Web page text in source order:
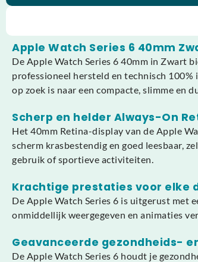
Apple Watch Series 6 40mm
De Apple Watch Series 6 40mm in Zwart
professioneel hersteld en technisch
op zoek is naar een compacte, slimme en
Scherp en helder Always-On
Het 40mm Retina-display van de Apple
scherm krasbestendig en goed leesbaar,
gebruik of sportieve activiteiten.
Krachtige prestaties voor elke
De Apple Watch Series 6 is uitgerust met
onmiddellijk weergegeven en animaties
Geavanceerde gezondheids-
De Apple Watch Series 6 houdt je